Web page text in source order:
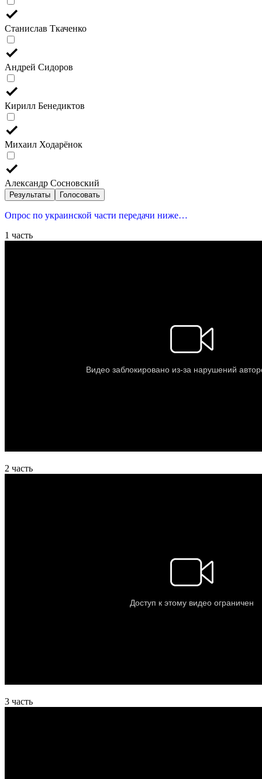
Станислав Ткаченко
Андрей Сидоров
Кирилл Бенедиктов
Михаил Ходарёнок
Александр Сосновский
Результаты Голосовать
Опрос по украинской части передачи ниже…
1 часть
2 часть
3 часть